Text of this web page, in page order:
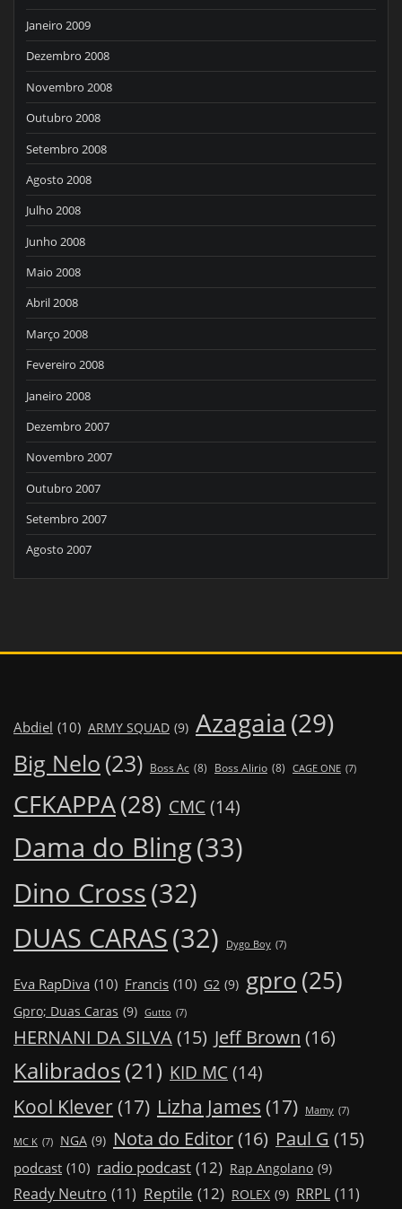
Janeiro 2009
Dezembro 2008
Novembro 2008
Outubro 2008
Setembro 2008
Agosto 2008
Julho 2008
Junho 2008
Maio 2008
Abril 2008
Março 2008
Fevereiro 2008
Janeiro 2008
Dezembro 2007
Novembro 2007
Outubro 2007
Setembro 2007
Agosto 2007
Abdiel (10) ARMY SQUAD (9) Azagaia (29)
Big Nelo (23) Boss Ac (8) Boss Alirio (8) CAGE ONE (7)
CFKAPPA(28) CMC (14)
Dama do Bling(33)
Dino Cross(32)
DUAS CARAS(32) Dygo Boy (7)
Eva RapDiva (10) Francis (10) G2 (9) gpro(25)
Gpro; Duas Caras (9) Gutto (7)
HERNANI DA SILVA(15) Jeff Brown (16)
Kalibrados(21) KID MC (14)
Kool Klever (17) Lizha James (17) Mamy (7)
MC K (7) NGA (9) Nota do Editor(16) Paul G (15)
podcast (10) radio podcast (12) Rap Angolano (9)
Ready Neutro (11) Reptile (12) ROLEX (9) RRPL (11)